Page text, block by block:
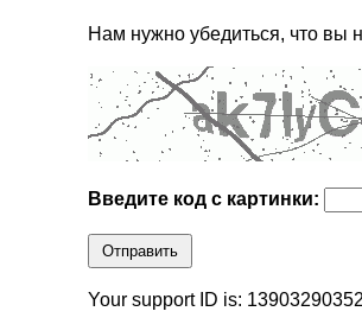
Нам нужно убедиться, что вы
Введите код с картинки:
Отправить
Your support ID is: